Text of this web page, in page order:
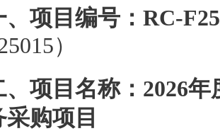
、项目编号：RC-
）
、项目名称：2026
采购项目